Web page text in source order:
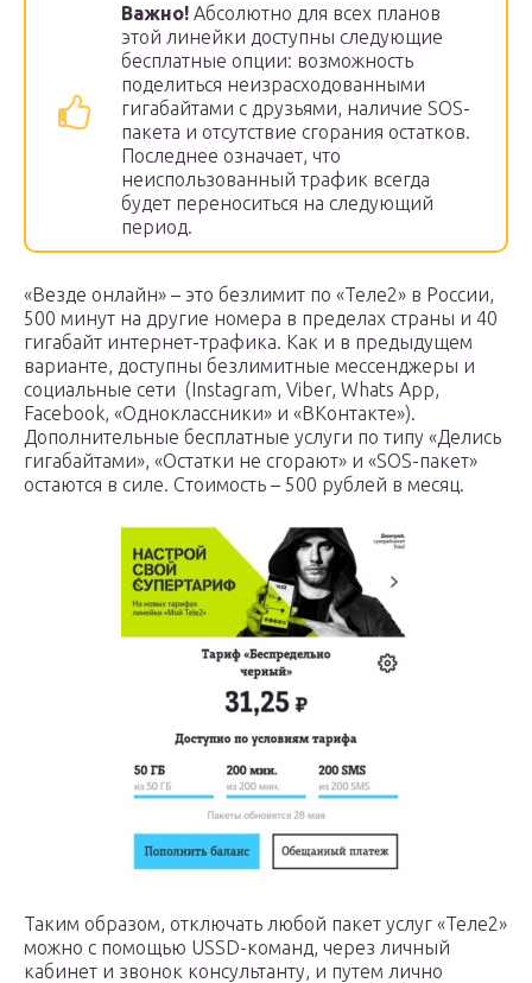
Важно! Абсолютно для всех планов
этой линейки доступны следующие
бесплатные опции: возможность
поделиться неизрасходованными
гигабайтами с друзьями, наличие SOS-
пакета и отсутствие сгорания остатков.
Последнее означает, что
неиспользованный трафик всегда
будет переноситься на следующий
период.
«Везде онлайн» – это безлимит по «Теле2» в России,
500 минут на другие номера в пределах страны и 40
гигабайт интернет-трафика. Как и в предыдущем
варианте, доступны безлимитные мессенджеры и
социальные сети (Instagram, Viber, Whats App,
Facebook, «Одноклассники» и «ВКонтакте»).
Дополнительные бесплатные услуги по типу «Делись
гигабайтами», «Остатки не сгорают» и «SOS-пакет»
остаются в силе. Стоимость – 500 рублей в месяц.
Таким образом, отключать любой пакет услуг «Теле2»
можно с помощью USSD-команд, через личный
кабинет и звонок консультанту, и путем лично